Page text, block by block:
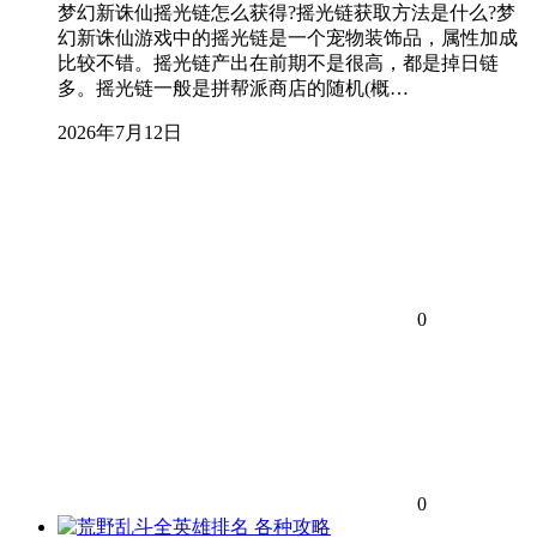
梦幻新诛仙摇光链怎么获得?摇光链获取方法是什么?梦
幻新诛仙游戏中的摇光链是一个宠物装饰品，属性加成
比较不错。摇光链产出在前期不是很高，都是掉日链
多。摇光链一般是拼帮派商店的随机(概…
2026年7月12日
0
0
各种攻略